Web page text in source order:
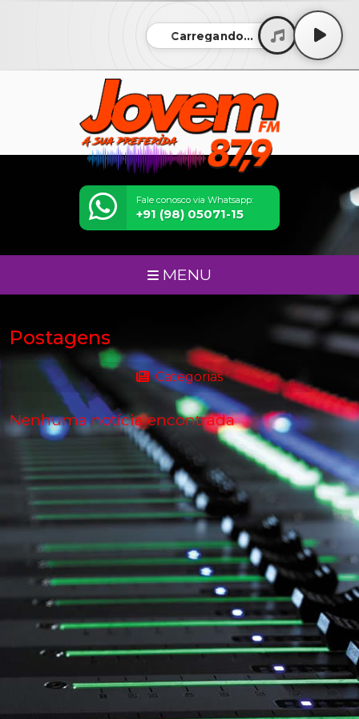
Carregando...
Fale conosco via Whatsapp:
+91 (98) 05071-15
MENU
Postagens
Categorias
Nenhuma notícia encontrada